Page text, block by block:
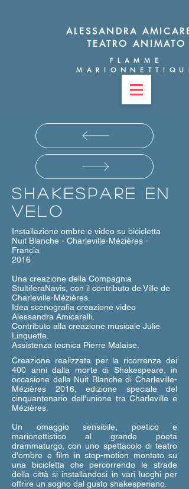
ALESSANDRA
TEATRO ANIMATO
FLAMME
Shakespare en
velo
Installazione ombre e video su bicicletta
Nuit Blanche - Charleville-Mézières -
Francia
2016
Una creazione della Compagnia
StultiferaNavis, con il contributo de Ville de
Charleville-Mézières.
Idea scenografia creazione video
Alessandra Amicarelli.
Contributo alla creazione musicale Julie
Linquette.
Assistenza tecnica Pierre Malaise.
Creazione realizzata per la ricorrenza dei
400 anni dalla morte di Shakespeare, in
occasione della Nuit Blanche di Charleville-
Mézières 2016, edizione speciale del
cinquantenario dell'unione tra Charleville e
Mézières.
Un omaggio sensibile, poetico e
marionettistico al grande poeta
drammaturgo, con uno spettacolo di teatro
d'ombre e film in stop-motion montato su
una bicicletta che percorrendo le strade
della città si installandosi in vari luoghi per
offrire un sogno dal gusto shakesperiano.